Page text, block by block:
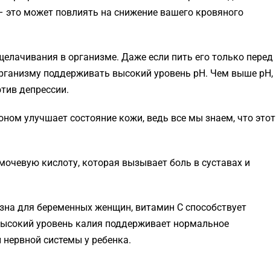
это может повлиять на снижение вашего кровяного
в организме. Даже если пить его только перед
поддерживать высокий уровень рН. Чем выше рН,
депрессии.
улучшает состояние кожи, ведь все мы знаем, что этот
кислоту, которая вызывает боль в суставах и
для беременных женщин, витамин С способствует
уровень калия поддерживает нормальное
системы у ребенка.